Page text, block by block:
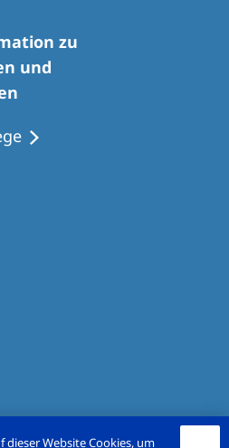
zu
und
Website Cookies, um